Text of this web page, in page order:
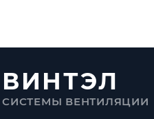
ВИНТЭЛ
СИСТЕМЫ ВЕНТИЛЯЦИИ